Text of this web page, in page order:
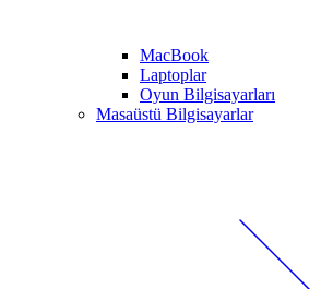
MacBook
Laptoplar
Oyun Bilgisayarları
Masaüstü Bilgisayarlar